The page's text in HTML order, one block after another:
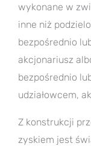
wykonane w
inne niż
bezpośrednio
akcjonariusz
bezpośrednio
udziałowcem,
Z konstrukcji
zyskiem jest